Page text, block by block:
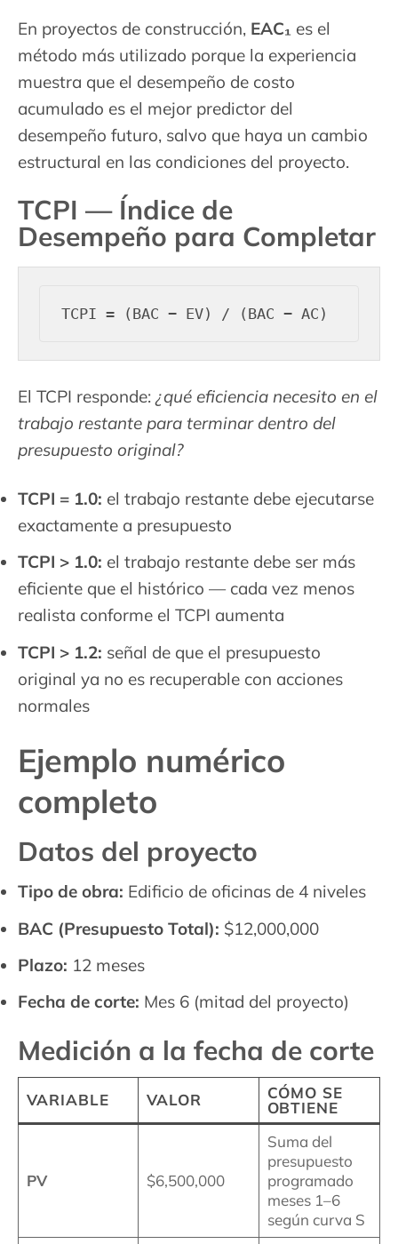
En proyectos de construcción, EAC₁ es el
método más utilizado porque la experiencia
muestra que el desempeño de costo
acumulado es el mejor predictor del
desempeño futuro, salvo que haya un cambio
estructural en las condiciones del proyecto.
TCPI — Índice de
Desempeño para Completar
El TCPI responde: ¿qué eficiencia necesito en el
trabajo restante para terminar dentro del
presupuesto original?
TCPI = 1.0: el trabajo restante debe ejecutarse
exactamente a presupuesto
TCPI > 1.0: el trabajo restante debe ser más
eficiente que el histórico — cada vez menos
realista conforme el TCPI aumenta
TCPI > 1.2: señal de que el presupuesto
original ya no es recuperable con acciones
normales
Ejemplo numérico
completo
Datos del proyecto
Tipo de obra: Edificio de oficinas de 4 niveles
BAC (Presupuesto Total): $12,000,000
Plazo: 12 meses
Fecha de corte: Mes 6 (mitad del proyecto)
Medición a la fecha de corte
VARIABLE VALOR
CÓMO SE
OBTIENE
PV $6,500,000
Suma del
presupuesto
programado
meses 1–6
según curva S